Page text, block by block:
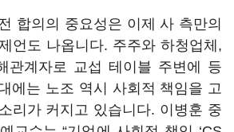
합의의 중요성은 이제 사 측만의
언도 나옵니다. 주주와 하청업체,
관계자로 교섭 테이블 주변에 등
에는 노조 역시 사회적 책임을 고
리가 커지고 있습니다. 이병훈 중